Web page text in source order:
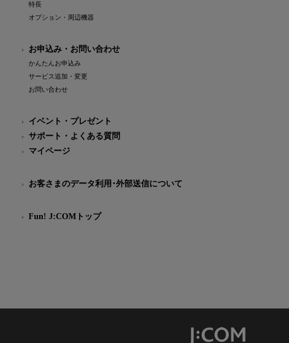
特長
オプション・周辺機器
お申込み・お問い合わせ
かんたんお申込み
サービス追加・変更
お問い合わせ
イベント・プレゼント
サポート・よくある質問
マイページ
お客さまのデータ利用･外部送信について
Fun! J:COMトップ